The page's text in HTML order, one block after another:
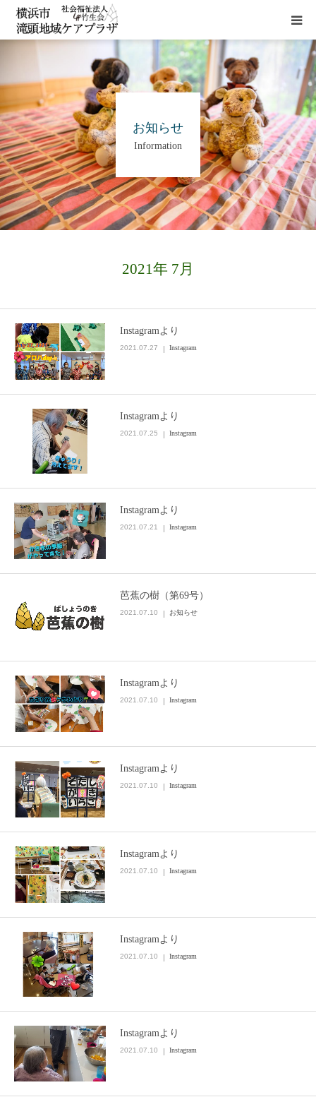
お知らせ
Information
2021年 7月
Instagramより
2021.07.27 Instagram
Instagramより
2021.07.25 Instagram
Instagramより
2021.07.21 Instagram
芭蕉の樹（第69号）
2021.07.10 お知らせ
Instagramより
2021.07.10 Instagram
Instagramより
2021.07.10 Instagram
Instagramより
2021.07.10 Instagram
Instagramより
2021.07.10 Instagram
Instagramより
2021.07.10 Instagram
施設概要
サービス
貸室